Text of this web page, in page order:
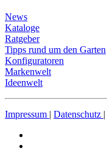
News
Kataloge
Ratgeber
Tipps rund um den Garten
Konfiguratoren
Markenwelt
Ideenwelt
Impressum | Datenschutz |